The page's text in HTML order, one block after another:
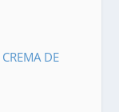
CREMA DE